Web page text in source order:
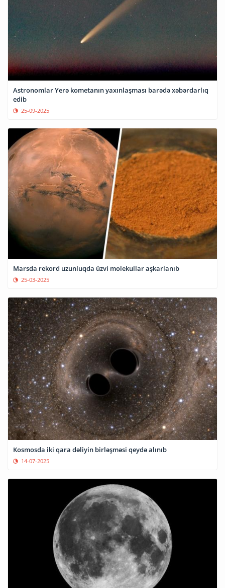
Astronomlar Yerə kometanın yaxınlaşması barədə xəbərdarlıq
edib
25-09-2025
Marsda rekord uzunluqda üzvi molekullar aşkarlanıb
25-03-2025
Kosmosda iki qara dəliyin birləşməsi qeydə alınıb
14-07-2025